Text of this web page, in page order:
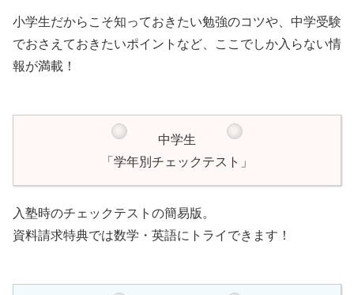
小学生だからこそ知っておきたい勉強のコツや、中学受験
でおさえておきたいポイントなど、ここでしか入らない情
報が満載！
中学生
「学年別チェックテスト」
入塾時のチェックテストの簡易版。
資料請求特典では数学・英語にトライできます！